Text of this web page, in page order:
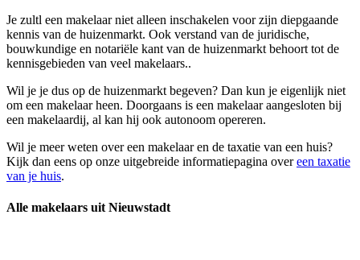
Je zultl een makelaar niet alleen inschakelen voor zijn diepgaande
kennis van de huizenmarkt. Ook verstand van de juridische,
bouwkundige en notariële kant van de huizenmarkt behoort tot de
kennisgebieden van veel makelaars..
Wil je je dus op de huizenmarkt begeven? Dan kun je eigenlijk niet
om een makelaar heen. Doorgaans is een makelaar aangesloten bij
een makelaardij, al kan hij ook autonoom opereren.
Wil je meer weten over een makelaar en de taxatie van een huis?
Kijk dan eens op onze uitgebreide informatiepagina overeen taxatie
van je huis.
Alle makelaars uit Nieuwstadt